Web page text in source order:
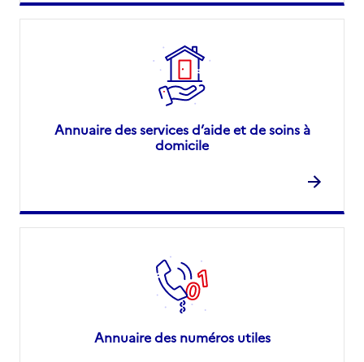
Annuaire des services d’aide et de soins à
domicile
Annuaire des numéros utiles